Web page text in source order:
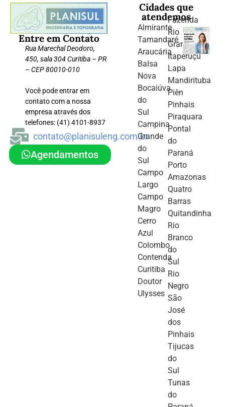
Entre em Contato
Rua Marechal Deodoro,
450, sala 304 Curitiba – PR
– CEP 80010-010
Você pode entrar em
contato com a nossa
empresa através dos
telefones: (41) 4101-8937
contato@planisuleng.com.br
Agendamentos
Cidades que
atendemos
Almirante
Tamandaré
Araucária
Balsa
Nova
Bocaiúva
do
Sul
Campina
Grande
do
Sul
Campo
Largo
Campo
Magro
Cerro
Azul
Colombo
Contenda
Curitiba
Doutor
Ulysses
Fazenda
Rio
Grande
Itaperuçu
Lapa
Mandirituba
Piên
Pinhais
Piraquara
Pontal
do
Paraná
Porto
Amazonas
Quatro
Barras
Quitandinha
Rio
Branco
do
Sul
Rio
Negro
São
José
dos
Pinhais
Tijucas
do
Sul
Tunas
do